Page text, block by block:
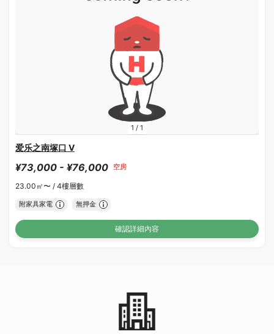
1 / 1
爱乐之南塚口 V
¥73,000 - ¥76,000 空房
23.00㎡〜 / 4樓層數
附家具家電 無押金
確認詳細內容